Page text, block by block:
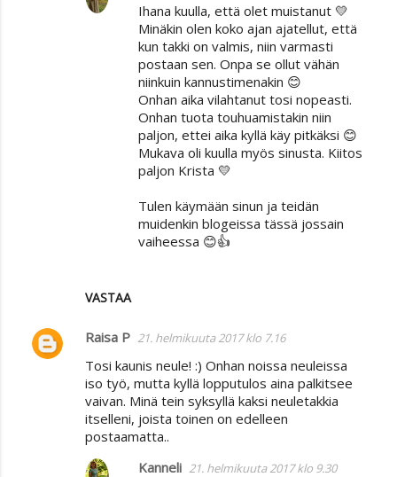
VASTAA
Ihana kuulla, että olet muistanut 💛
Minäkin olen koko ajan ajatellut, että
kun takki on valmis, niin varmasti
postaan sen. Onpa se ollut vähän
niinkuin kannustimenakin 😊
Onhan aika vilahtanut tosi nopeasti.
Onhan tuota touhuamistakin niin
paljon, ettei aika kyllä käy pitkäksi 😊
Mukava oli kuulla myös sinusta. Kiitos
paljon Krista 💛
Tulen käymään sinun ja teidän
muidenkin blogeissa tässä jossain
vaiheessa 😊👍
Raisa P 21. helmikuuta 2017 klo 7.16
Tosi kaunis neule! :) Onhan noissa neuleissa
iso työ, mutta kyllä lopputulos aina palkitsee
vaivan. Minä tein syksyllä kaksi neuletakkia
itselleni, joista toinen on edelleen
postaamatta..
Kanneli 21. helmikuuta 2017 klo 9.30